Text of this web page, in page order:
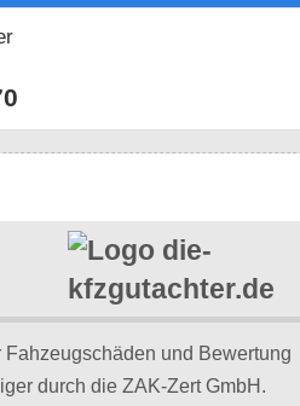
und Bewertung
durch die ZAK-Zert GmbH.